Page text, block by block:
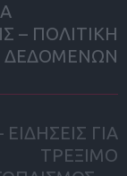
– ΠΟΛΙΤΙΚΗ
ΔΕΔΟΜΕΝΩΝ
ΓΙΑ
ΤΡΕΞΙΜΟ